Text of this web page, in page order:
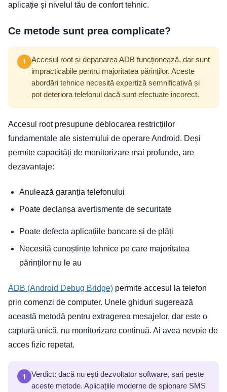
aplicație și nivelul tău de confort tehnic.
Ce metode sunt prea complicate?
Accesul root și depanarea ADB funcționează, dar sunt
impracticabile pentru majoritatea părinților. Aceste
abordări tehnice necesită expertiză semnificativă și
pot deteriora telefonul dacă sunt efectuate incorect.
Accesul root presupune deblocarea restricțiilor
fundamentale ale sistemului de operare Android. Deși
permite capacități de monitorizare mai profunde, are
dezavantaje:
Anulează garanția telefonului
Poate declanșa avertismente de securitate
Poate defecta aplicațiile bancare și de plăți
Necesită cunoștințe tehnice pe care majoritatea
părinților nu le au
ADB (Android Debug Bridge) permite accesul la telefon
prin comenzi de computer. Unele ghiduri sugerează
această metodă pentru extragerea mesajelor, dar este o
captură unică, nu monitorizare continuă. Ai avea nevoie de
acces fizic repetat.
i
Verdict: dacă nu ești dezvoltator software, sari peste
aceste metode. Aplicațiile moderne de spionare SMS